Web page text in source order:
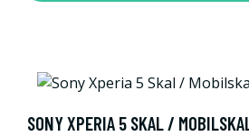
SONY XPERIA 5 SKAL /